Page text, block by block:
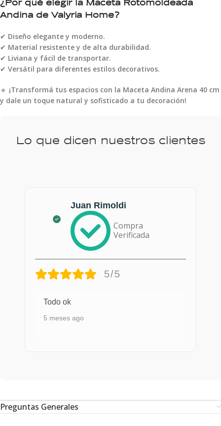
¿Por qué elegir la Maceta Rotomoldeada
Andina de Valyria Home?
✔ Diseño elegante y moderno.
✔ Material resistente y de alta durabilidad.
✔ Liviana y fácil de transportar.
✔ Versátil para diferentes estilos decorativos.
🔹 ¡Transformá tus espacios con la Maceta Andina Arena 40 cm
y dale un toque natural y sofisticado a tu decoración!
Lo que dicen nuestros clientes
Juan Rimoldi
Compra
Verificada
5/5
Todo ok
5 meses ago
Preguntas Generales